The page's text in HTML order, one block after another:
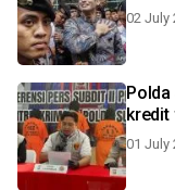
02 July
kredit
01 July